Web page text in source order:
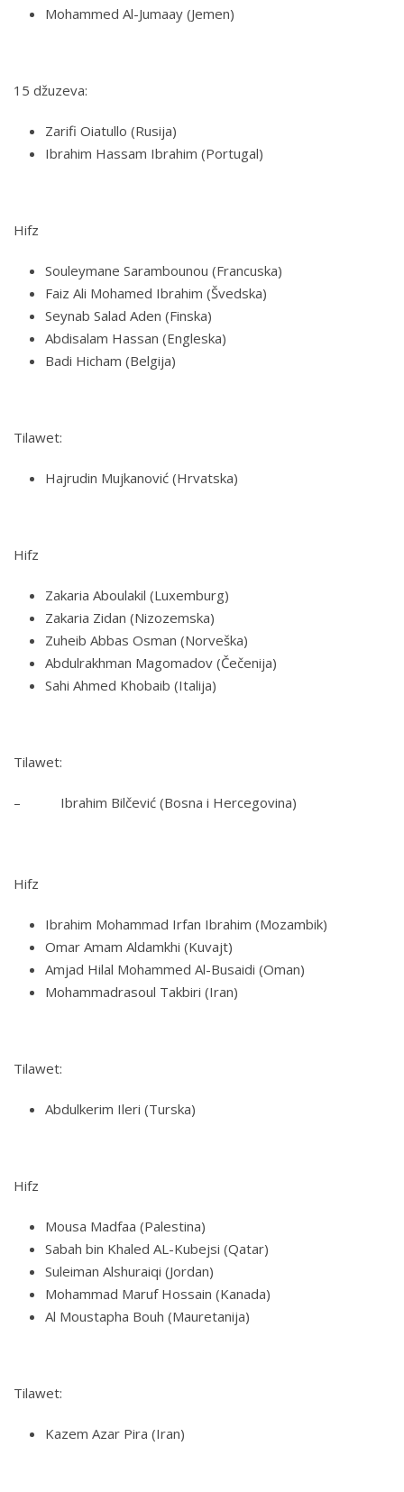
Mohammed Al-Jumaay (Jemen)
15 džuzeva:
Zarifi Oiatullo (Rusija)
Ibrahim Hassam Ibrahim (Portugal)
Hifz
Souleymane Sarambounou (Francuska)
Faiz Ali Mohamed Ibrahim (Švedska)
Seynab Salad Aden (Finska)
Abdisalam Hassan (Engleska)
Badi Hicham (Belgija)
Tilawet:
Hajrudin Mujkanović (Hrvatska)
Hifz
Zakaria Aboulakil (Luxemburg)
Zakaria Zidan (Nizozemska)
Zuheib Abbas Osman (Norveška)
Abdulrakhman Magomadov (Čečenija)
Sahi Ahmed Khobaib (Italija)
Tilawet:
– Ibrahim Bilčević (Bosna i Hercegovina)
Hifz
Ibrahim Mohammad Irfan Ibrahim (Mozambik)
Omar Amam Aldamkhi (Kuvajt)
Amjad Hilal Mohammed Al-Busaidi (Oman)
Mohammadrasoul Takbiri (Iran)
Tilawet:
Abdulkerim Ileri (Turska)
Hifz
Mousa Madfaa (Palestina)
Sabah bin Khaled AL-Kubejsi (Qatar)
Suleiman Alshuraiqi (Jordan)
Mohammad Maruf Hossain (Kanada)
Al Moustapha Bouh (Mauretanija)
Tilawet:
Kazem Azar Pira (Iran)